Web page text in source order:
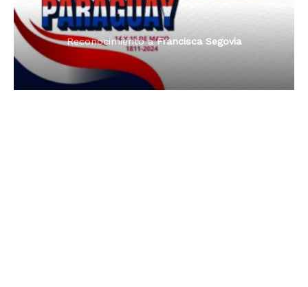
Dama de Oro 2024
Reconocimiento aFrancisca Segovia
Reconocimiento aFrancisca Segovia